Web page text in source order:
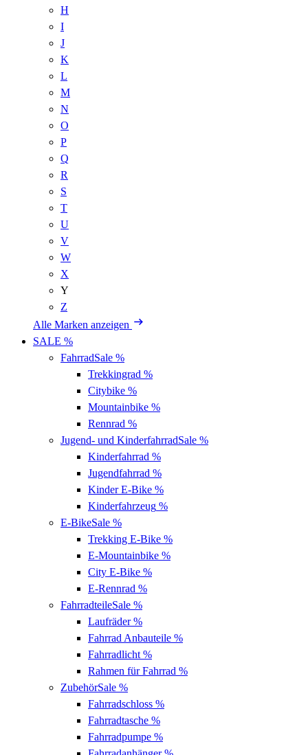
H
I
J
K
L
M
N
O
P
Q
R
S
T
U
V
W
X
Y
Z
Alle Marken anzeigen
SALE %
FahrradSale %
Trekkingrad %
Citybike %
Mountainbike %
Rennrad %
Jugend- und KinderfahrradSale %
Kinderfahrrad %
Jugendfahrrad %
Kinder E-Bike %
Kinderfahrzeug %
E-BikeSale %
Trekking E-Bike %
E-Mountainbike %
City E-Bike %
E-Rennrad %
FahrradteileSale %
Laufräder%
Fahrrad Anbauteile %
Fahrradlicht %
Rahmen für Fahrrad %
ZubehörSale %
Fahrradschloss %
Fahrradtasche %
Fahrradpumpe %